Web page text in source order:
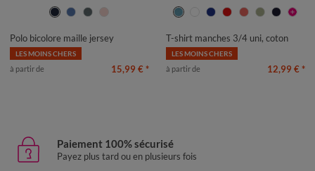
38/40 42/44
Polo bicolore maille jersey
LES MOINS CHERS
à partir de 15,99 € *
34/36 38/40 42/44
46/48
T-shirt manches 3/4 uni, coton
LES MOINS CHERS
à partir de 12,99 € *
Paiement 100% sécurisé
Payez plus tard ou en plusieurs fois